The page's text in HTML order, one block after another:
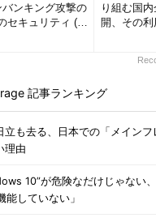
バンキング攻撃の
セキュリティ (1/
り組む国
開、その
記事ランキング
立も去る、日本での「メイン
理由
10”が危険なだけじゃない
能していない」